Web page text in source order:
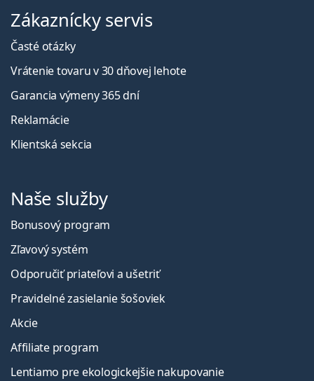
Zákaznícky servis
Časté otázky
Vrátenie tovaru v 30 dňovej lehote
Garancia výmeny 365 dní
Reklamácie
Klientská sekcia
Naše služby
Bonusový program
Zľavový systém
Odporučiť priateľovi a ušetriť
Pravidelné zasielanie šošoviek
Akcie
Affiliate program
Lentiamo pre ekologickejšie nakupovanie